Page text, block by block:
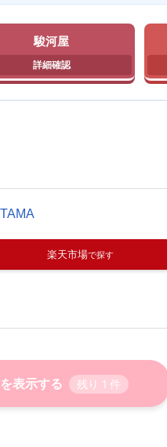
駿河屋
楽天市場
表示する 残り 1 件